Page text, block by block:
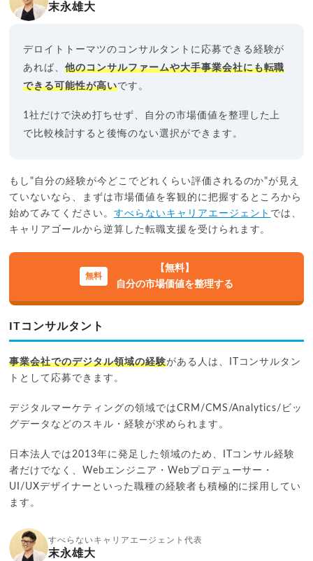
末永雄大
デロイトトーマツのコンサルタントに応募できる経験が
あれば、他のコンサルファームや大手事業会社にも転職
できる可能性が高いです。
1社だけで決め打ちせず、自分の市場価値を整理した上
で比較検討すると後悔のない選択ができます。
もし"自分の経験が今どこでどれくらい評価されるのか"が見え
ていないなら、まずは市場価値を客観的に把握するところから
始めてみてください。すべらないキャリアエージェント では、
キャリアゴールから逆算した転職支援を受けられます。
【無料】
自分の市場価値を整理する
ITコンサルタント
事業会社でのデジタル領域の経験がある人は、ITコンサルタン
トとして応募できます。
デジタルマーケティングの領域ではCRM/CMS/Analytics/ビッ
グデータなどのスキル・経験が求められます。
日本法人では2013年に発足した領域のため、ITコンサル経験
者だけでなく、Webエンジニア・Webプロデューサー・
UI/UXデザイナーといった職種の経験者も積極的に採用してい
ます。
すべらないキャリアエージェント代表
末永雄大